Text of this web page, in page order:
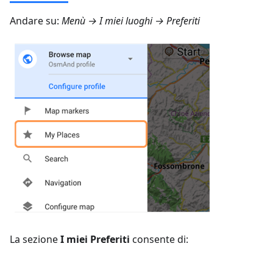
Andare su: Menù → I miei luoghi → Preferiti
La sezioneI miei Preferiti consente di: